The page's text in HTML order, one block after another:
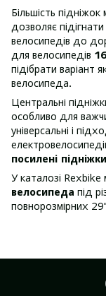
Більшість
дозволяє
велосипедів до
для велосипедів
підібрати варіант
велосипеда.
Центральні
особливо для
універсальні і
посилені підніжки
У каталозі
велосипеда під
повнорозмірних